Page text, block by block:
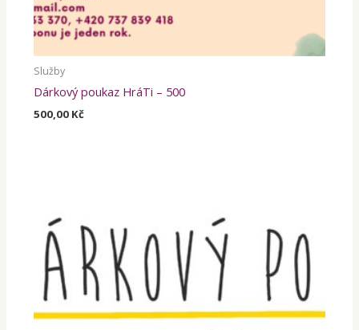
Služby
Dárkový poukaz HráTi – 500
500,00 Kč